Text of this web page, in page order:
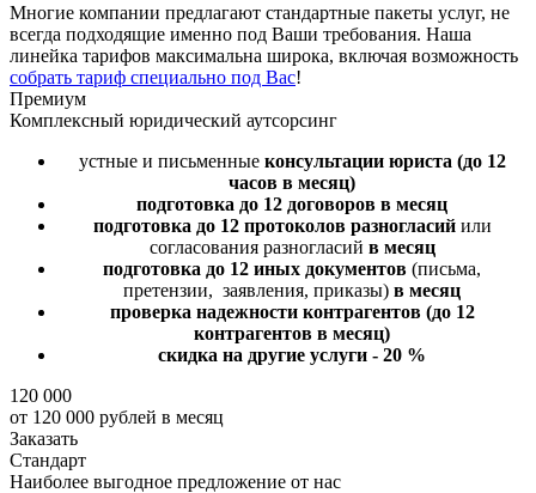
Многие компании предлагают стандартные пакеты услуг, не
всегда подходящие именно под Ваши требования. Наша
линейка тарифов максимальна широка, включая возможность
собрать тариф специально под Вас!
Премиум
Комплексный юридический аутсорсинг
устные и письменные консультации юриста (до 12
часов в месяц)
подготовка до 12 договоров в месяц
подготовка до 12 протоколов разногласийили
согласования разногласий в месяц
подготовка до 12 иных документов (письма,
претензии, заявления, приказы) в месяц
проверка надежности контрагентов (до 12
контрагентов в месяц)
скидка на другие услуги - 20 %
120 000
от 120 000 рублей в месяц
Заказать
Стандарт
Наиболее выгодное предложение от нас